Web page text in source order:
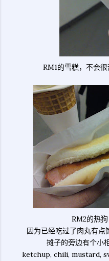
RM1的雪糕，不会
RM2的热狗
因为已经吃过了肉丸有点
摊子的旁边有个小
ketchup, chili, mustard,